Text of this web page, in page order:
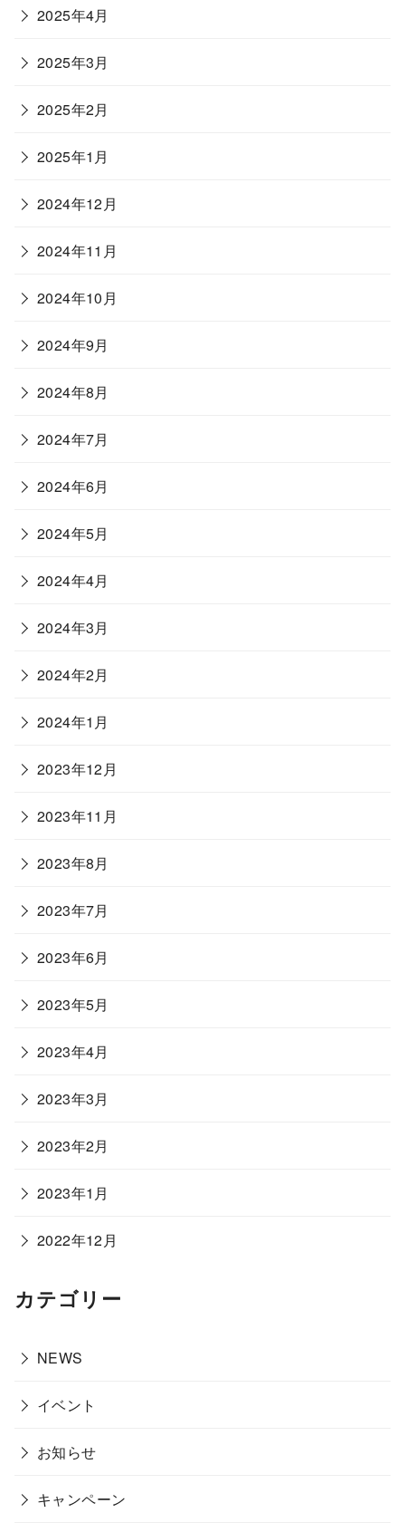
2025年4月
2025年3月
2025年2月
2025年1月
2024年12月
2024年11月
2024年10月
2024年9月
2024年8月
2024年7月
2024年6月
2024年5月
2024年4月
2024年3月
2024年2月
2024年1月
2023年12月
2023年11月
2023年8月
2023年7月
2023年6月
2023年5月
2023年4月
2023年3月
2023年2月
2023年1月
2022年12月
カテゴリー
NEWS
イベント
お知らせ
キャンペーン